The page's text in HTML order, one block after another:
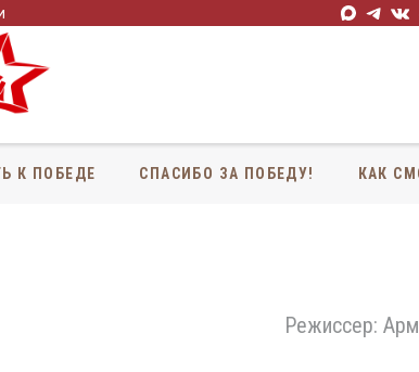
К ПОБЕДЕ СПАСИБО ЗА ПОБЕДУ! КАК
Режиссер: